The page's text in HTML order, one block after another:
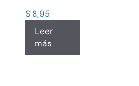
$ 8,95
Leer
más